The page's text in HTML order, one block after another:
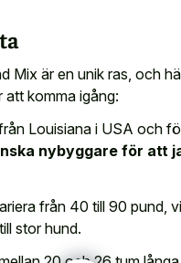
Mix är en unik ras, och
komma igång:
Louisiana i USA och
nybyggare för att
från 40 till 90 pund,
stor hund.